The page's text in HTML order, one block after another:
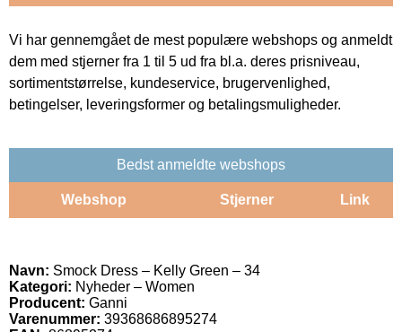
Vi har gennemgået de mest populære webshops og anmeldt
dem med stjerner fra 1 til 5 ud fra bl.a. deres prisniveau,
sortimentstørrelse, kundeservice, brugervenlighed,
betingelser, leveringsformer og betalingsmuligheder.
Bedst anmeldte webshops
Webshop Stjerner Link
Navn: Smock Dress – Kelly Green – 34
Kategori: Nyheder – Women
Producent: Ganni
Varenummer: 39368686895274